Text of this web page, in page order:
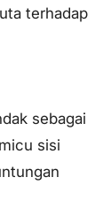
terhadap
sebagai
sisi